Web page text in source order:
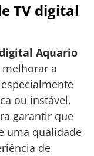
TV digital
Aquario
a
ou instável.
garantir que
uma qualidade
de